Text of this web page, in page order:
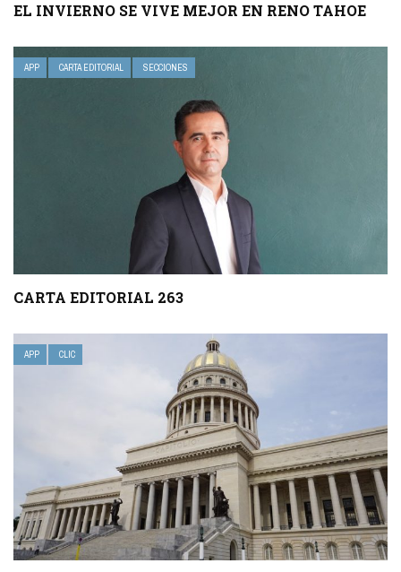
EL INVIERNO SE VIVE MEJOR EN RENO TAHOE
APP CARTA EDITORIAL SECCIONES
CARTA EDITORIAL 263
APP CLIC